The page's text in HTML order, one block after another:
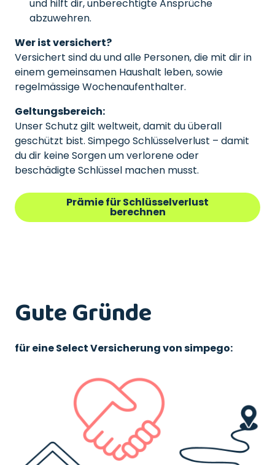
und hilft dir, unberechtigte Ansprüche
abzuwehren.
Wer ist versichert?
Versichert sind du und alle Personen, die mit dir in
einem gemeinsamen Haushalt leben, sowie
regelmässige Wochenaufenthalter.
Geltungsbereich:
Unser Schutz gilt weltweit, damit du überall
geschützt bist. Simpego Schlüsselverlust – damit
du dir keine Sorgen um verlorene oder
beschädigte Schlüssel machen musst.
Prämie für Schlüsselverlust
berechnen
Gute Gründe
für eine Select Versicherung von simpego: